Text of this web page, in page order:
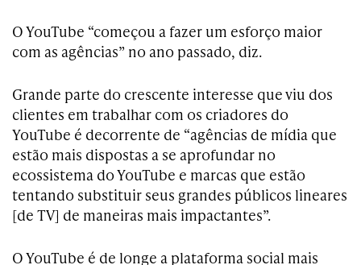
O YouTube “começou a fazer um esforço maior
com as agências” no ano passado, diz.
Grande parte do crescente interesse que viu dos
clientes em trabalhar com os criadores do
YouTube é decorrente de “agências de mídia que
estão mais dispostas a se aprofundar no
ecossistema do YouTube e marcas que estão
tentando substituir seus grandes públicos lineares
[de TV] de maneiras mais impactantes”.
O YouTube é de longe a plataforma social mais